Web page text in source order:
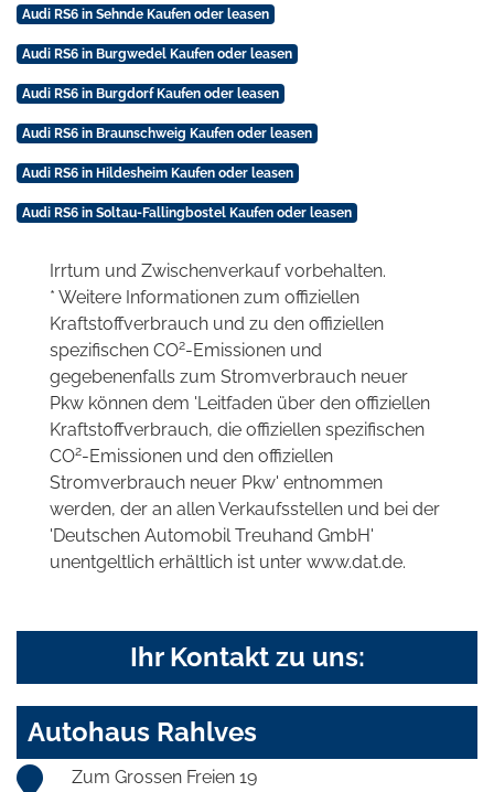
Audi RS6 in Sehnde Kaufen oder leasen
Audi RS6 in Burgwedel Kaufen oder leasen
Audi RS6 in Burgdorf Kaufen oder leasen
Audi RS6 in Braunschweig Kaufen oder leasen
Audi RS6 in Hildesheim Kaufen oder leasen
Audi RS6 in Soltau-Fallingbostel Kaufen oder leasen
Irrtum und Zwischenverkauf vorbehalten.
* Weitere Informationen zum offiziellen
Kraftstoffverbrauch und zu den offiziellen
spezifischen CO2-Emissionen und
gegebenenfalls zum Stromverbrauch neuer
Pkw können dem 'Leitfaden über den offiziellen
Kraftstoffverbrauch, die offiziellen spezifischen
CO2-Emissionen und den offiziellen
Stromverbrauch neuer Pkw' entnommen
werden, der an allen Verkaufsstellen und bei der
'Deutschen Automobil Treuhand GmbH'
unentgeltlich erhältlich ist unter www.dat.de.
Ihr Kontakt zu uns:
Autohaus Rahlves
Zum Grossen Freien 19